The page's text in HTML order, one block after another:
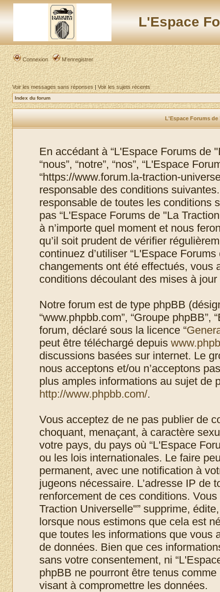
L'Espace
Connexion M’enregistrer
Voir les messages sans réponses|Voir les sujets récents
Index du forum
L'Espace Forums
En accédant à “L'Espace Forums de
“nous”, “notre”, “nos”, “L'Espace
“https://www.forum.la-traction-
responsable des conditions
responsable de toutes les conditions
pas “L'Espace Forums de "La
à n’importe quel moment et nous
qu’il soit prudent de vérifier
continuez d’utiliser “L'Espace
changements ont été effectués, vous
conditions découlant des mises à
Notre forum est de type phpBB
“www.phpbb.com”, “Groupe
forum, déclaré sous la licence “
peut être téléchargé depuis
discussions basées sur internet. Le
nous acceptons et/ou n’acceptons
plus amples informations au sujet de
http://www.phpbb.com/.
Vous acceptez de ne pas publier de
choquant, menaçant, à caractère
votre pays, du pays où “L'Espace
ou les lois internationales. Le faire
permanent, avec une notification à
jugeons nécessaire. L’adresse IP de
renforcement de ces conditions.
Traction Universelle"” supprime,
lorsque nous estimons que cela est
que toutes les informations que vous
de données. Bien que ces
sans votre consentement, ni
phpBB ne pourront être tenus
visant à compromettre les données.